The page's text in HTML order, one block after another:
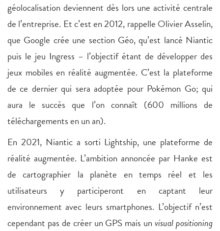
géolocalisation deviennent dès lors une activité centrale
de l’entreprise. Et c’est en 2012, rappelle Olivier Asselin,
que Google crée une section Géo, qu’est lancé Niantic
puis le jeu Ingress – l’objectif étant de développer des
jeux mobiles en réalité augmentée. C’est la plateforme
de ce dernier qui sera adoptée pour Pokémon Go; qui
aura le succès que l’on connaît (600 millions de
téléchargements en un an).
En 2021, Niantic a sorti Lightship, une plateforme de
réalité augmentée. L’ambition annoncée par Hanke est
de cartographier la planète en temps réel et les
utilisateurs y participeront en captant leur
environnement avec leurs smartphones. L’objectif n’est
cependant pas de créer un GPS mais unvisual positioning